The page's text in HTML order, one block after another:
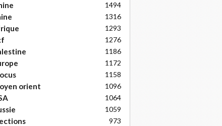
1494
1316
1293
1276
1186
1172
1158
orient 1096
1064
1059
973